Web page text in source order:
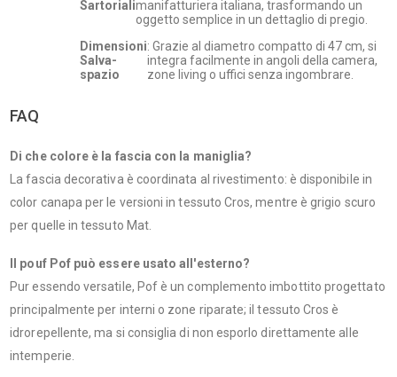
Sartorialimanifatturiera italiana, trasformando un
oggetto semplice in un dettaglio di pregio.
Dimensioni
Salva-
spazio
: Grazie al diametro compatto di 47 cm, si
integra facilmente in angoli della camera,
zone living o uffici senza ingombrare.
FAQ
Di che colore è la fascia con la maniglia?
La fascia decorativa è coordinata al rivestimento: è disponibile in
color canapa per le versioni in tessuto Cros, mentre è grigio scuro
per quelle in tessuto Mat.
Il pouf Pof può essere usato all'esterno?
Pur essendo versatile, Pof è un complemento imbottito progettato
principalmente per interni o zone riparate; il tessuto Cros è
idrorepellente, ma si consiglia di non esporlo direttamente alle
intemperie.